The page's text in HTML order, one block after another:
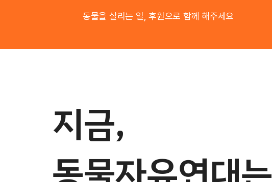
동물을 살리는 일, 후원으로 함께 해주세요
지금,